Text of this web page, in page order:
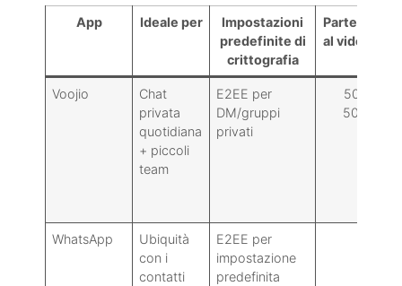
App Ideale per
Impostazioni
predefinite di
crittografia
Partecipanti
al video Max
Voojio
Chat
privata
quotidiana
+ piccoli
team
E2EE per
DM/gruppi
privati
50 (Plus),
500 (Pro)
WhatsApp
Ubiquità
con i
contatti
E2EE per
impostazione
predefinita